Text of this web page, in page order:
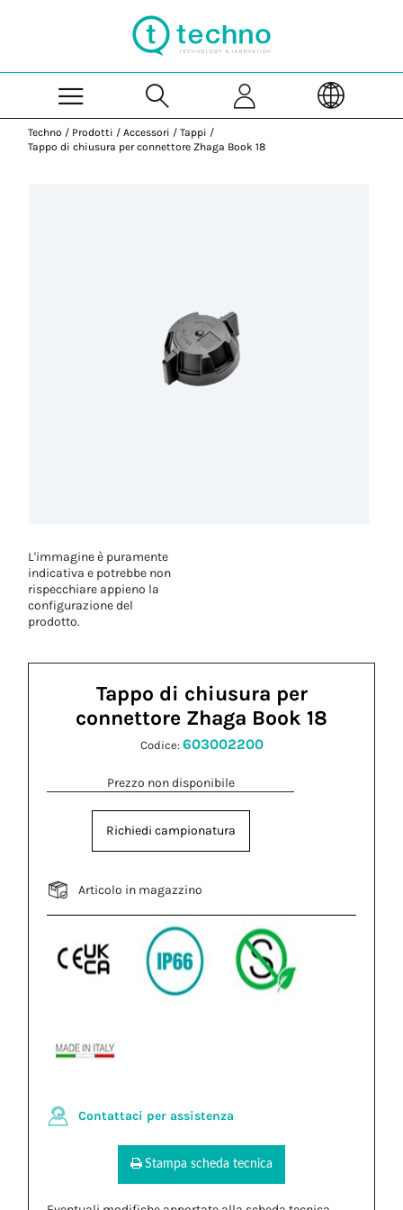
Techno / Prodotti / Accessori / Tappi /
Tappo di chiusura per connettore Zhaga Book 18
L'immagine è puramente
indicativa e potrebbe non
rispecchiare appieno la
configurazione del
prodotto.
Tappo di chiusura per
connettore Zhaga Book 18
Codice: 603002200
Prezzo non disponibile
Richiedi campionatura
Articolo in magazzino
Contattaci per assistenza
Stampa scheda tecnica